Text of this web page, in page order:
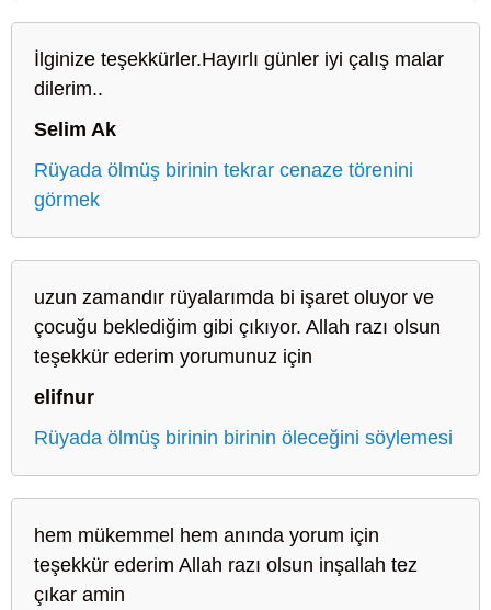
İlginize teşekkürler.Hayırlı günler iyi çalış malar
dilerim..
Selim Ak
Rüyada ölmüş birinin tekrar cenaze törenini
görmek
uzun zamandır rüyalarımda bi işaret oluyor ve
çocuğu beklediğim gibi çıkıyor. Allah razı olsun
teşekkür ederim yorumunuz için
elifnur
Rüyada ölmüş birinin birinin öleceğini söylemesi
hem mükemmel hem anında yorum için
teşekkür ederim Allah razı olsun inşallah tez
çıkar amin